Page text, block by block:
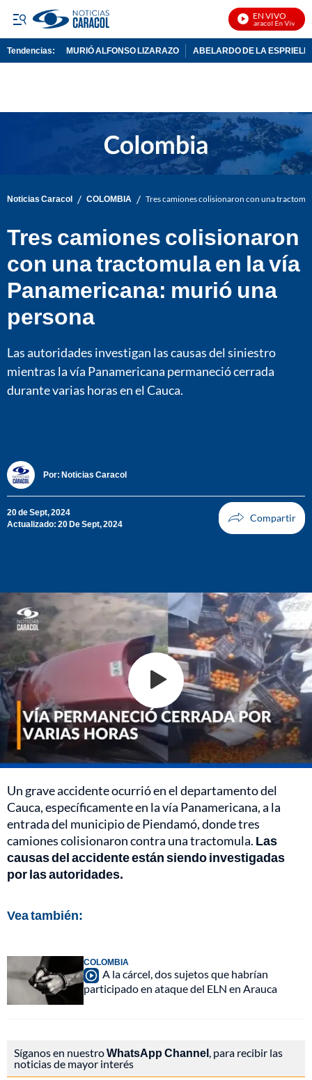
EN VIVO
Noticias Caracol En Vivo
Tendencias: MURIÓ ALFONSO LIZARAZO ABELARDO DE LA
Noticias Caracol / COLOMBIA / Tres camiones colisionaron con una
Tres camiones colisionaron
con una tractomula en la vía
Panamericana: murió una
persona
Las autoridades investigan las causas del siniestro
mientras la vía Panamericana permaneció cerrada
durante varias horas en el Cauca.
Por: Noticias Caracol
20 de Sept, 2024
Actualizado: 20 De Sept, 2024
Un grave accidente ocurrió en el departamento del
Cauca, específicamente en la vía Panamericana, a la
entrada del municipio de Piendamó, donde tres
camiones colisionaron contra una tractomula. Las
causas del accidente están siendo investigadas
por las autoridades.
Vea también:
COLOMBIA
A la cárcel, dos sujetos que habrían
participado en ataque del ELN en Arauca
Síganos en nuestroWhatsApp Channel , para recibir las
noticias de mayor interés